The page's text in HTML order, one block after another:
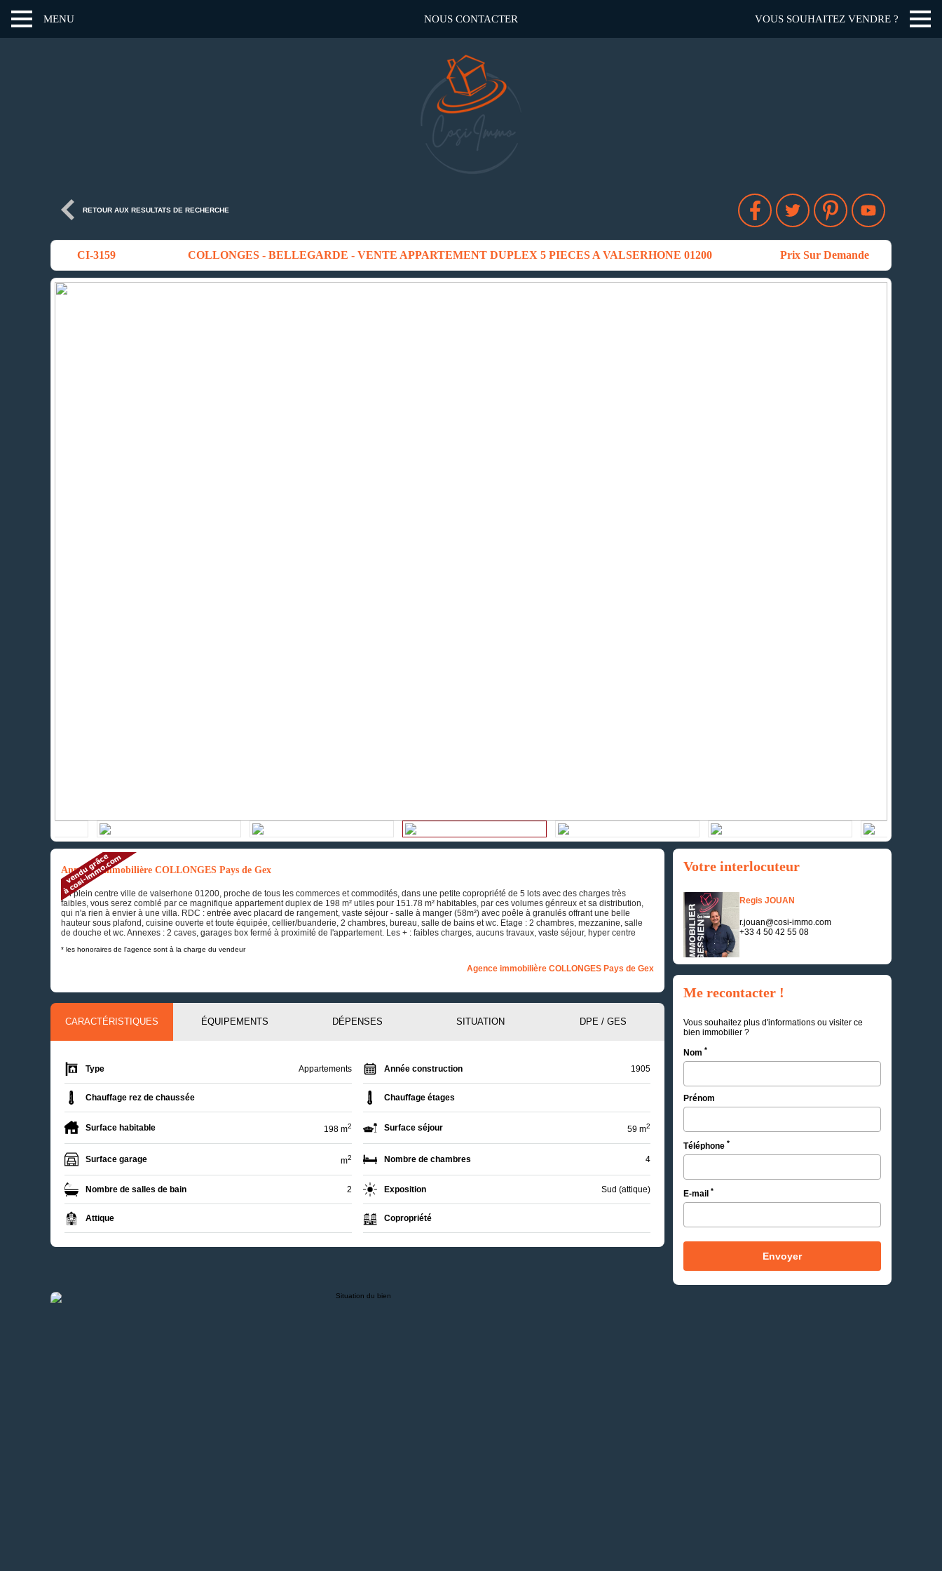
MENU NOUS CONTACTER VOUS SOUHAITEZ VENDRE ?
RETOUR AUX RESULTATS DE RECHERCHE
CI-3159 COLLONGES - BELLEGARDE - VENTE APPARTEMENT DUPLEX 5 PIECES A VALSERHONE 01200 Prix Sur Demande
Annonce immobilière COLLONGES Pays de Gex
En plein centre ville de valserhone 01200, proche de tous les commerces et commodités, dans une petite copropriété de 5 lots avec des charges très
faibles, vous serez comblé par ce magnifique appartement duplex de 198 m² utiles pour 151.78 m² habitables, par ces volumes génreux et sa distribution,
qui n'a rien à envier à une villa. RDC : entrée avec placard de rangement, vaste séjour - salle à manger (58m²) avec poêle à granulés offrant une belle
hauteur sous plafond, cuisine ouverte et toute équipée, cellier/buanderie, 2 chambres, bureau, salle de bains et wc. Etage : 2 chambres, mezzanine, salle
de douche et wc. Annexes : 2 caves, garages box fermé à proximité de l'appartement. Les + : faibles charges, aucuns travaux, vaste séjour, hyper centre
* les honoraires de l'agence sont à la charge du vendeur
Agence immobilière COLLONGES Pays de Gex
CARACTÉRISTIQUES ÉQUIPEMENTS DÉPENSES SITUATION DPE / GES
Type Appartements Année construction 1905
Chauffage rez de chaussée Chauffage étages
Surface habitable 198 m2 Surface séjour 59 m2
Surface garage m2 Nombre de chambres 4
Nombre de salles de bain 2 Exposition Sud (attique)
Attique Copropriété
Votre interlocuteur
Regis JOUAN
r.jouan@cosi-immo.com
+33 4 50 42 55 08
Me recontacter !
Vous souhaitez plus d'informations ou visiter ce
bien immobilier ?
Nom *
Prénom
Téléphone *
E-mail *
Envoyer